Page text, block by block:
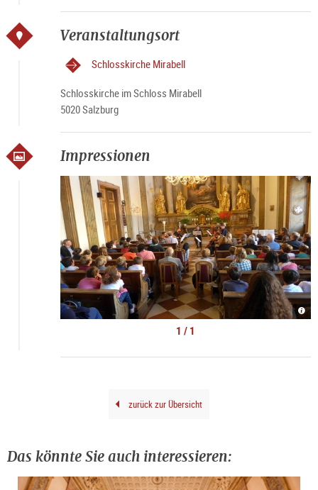
Veranstaltungsort
Schlosskirche Mirabell
Schlosskirche im Schloss Mirabell
5020 Salzburg
Impressionen
©
1 / 1
zurück zur Übersicht
Das könnte Sie auch interessieren: